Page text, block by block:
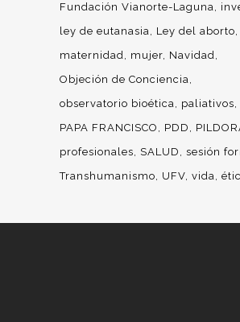
Fundación Vianorte-Laguna
ley de eutanasia
Ley del aborto
maternidad
mujer Navidad
Objeción de Conciencia
observatorio bioética
paliativos
PAPA FRANCISCO
PDD
profesionales
SALUD
sesión
Transhumanismo
UFV vida